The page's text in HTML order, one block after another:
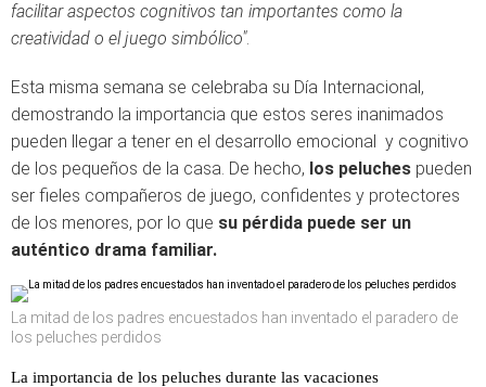
facilitar aspectos cognitivos tan importantes como la
creatividad o el juego simbólico".
Esta misma semana se celebraba su Día Internacional,
demostrando la importancia que estos seres inanimados
pueden llegar a tener en el desarrollo emocional y cognitivo
de los pequeños de la casa. De hecho, los peluches pueden
ser fieles compañeros de juego, confidentes y protectores
de los menores, por lo que su pérdida puede ser un
auténtico drama familiar.
La mitad de los padres encuestados han inventado el paradero de
los peluches perdidos
La importancia de los peluches durante las vacaciones